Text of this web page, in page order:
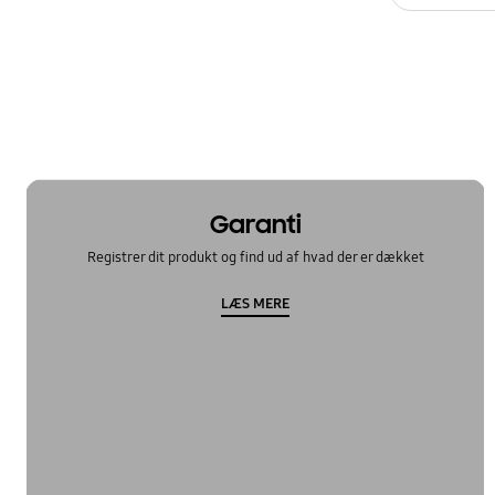
Garanti
Registrer dit produkt og find ud af hvad der er dækket
LÆS MERE